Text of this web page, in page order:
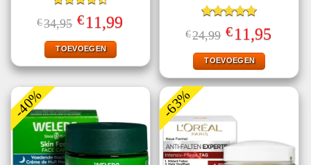
Gewaardeerd
4.50uit 5
€34,95 Oorspronkelijke
prijs
was:
€34,95.
€11,99Huidige
prijs
TOEVOEGEN
Gewaardeerd
5.00uit 5
€24,99 Oorspronkelijke
prijs
was:
€24,99.
€11,95prijs
TOEVOEGEN
-40% -63%